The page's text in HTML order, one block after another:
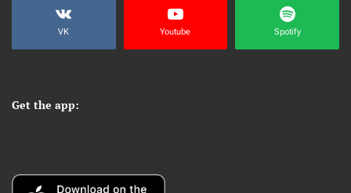
VK Youtube Spotify
Get the app: